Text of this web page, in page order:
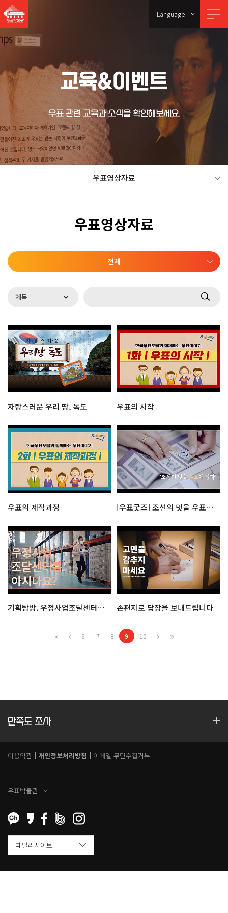
Language
교육&이벤트
우표 관련 교육과 소식을 확인해보세요.
우표영상자료
우표영상자료
전체
자랑스러운 우리 땅, 독도 우표의 시작
우표의 제작과정 [우표굿즈] 조선의 멋을 우표에 담다: 화조영모화
기획탐방, 우정사업조달센터를 살펴보다! 손편지로 답장을 보내드립니다
6 7 8 9 10
만족도 조사
이용약관 개인정보처리방침 이메일 무단수집거부
우표박물관